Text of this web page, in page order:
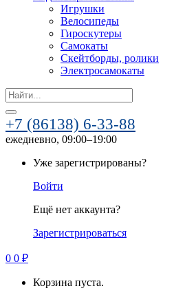
Игрушки
Велосипеды
Гироскутеры
Самокаты
Скейтборды, ролики
Электросамокаты
Search
for:
+7 (86138) 6-33-88
ежедневно, 09:00–19:00
Уже зарегистрированы?
Войти
Ещё нет аккаунта?
Зарегистрироваться
0 0 ₽
Корзина пуста.